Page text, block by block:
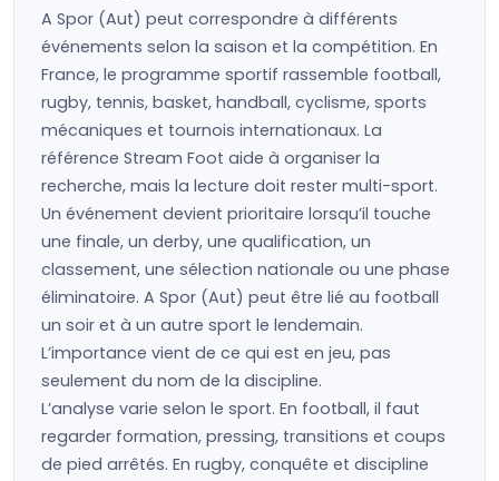
A Spor (Aut) peut correspondre à différents
événements selon la saison et la compétition. En
France, le programme sportif rassemble football,
rugby, tennis, basket, handball, cyclisme, sports
mécaniques et tournois internationaux. La
référence Stream Foot aide à organiser la
recherche, mais la lecture doit rester multi-sport.
Un événement devient prioritaire lorsqu’il touche
une finale, un derby, une qualification, un
classement, une sélection nationale ou une phase
éliminatoire. A Spor (Aut) peut être lié au football
un soir et à un autre sport le lendemain.
L’importance vient de ce qui est en jeu, pas
seulement du nom de la discipline.
L’analyse varie selon le sport. En football, il faut
regarder formation, pressing, transitions et coups
de pied arrêtés. En rugby, conquête et discipline